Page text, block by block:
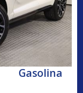
Gasolina